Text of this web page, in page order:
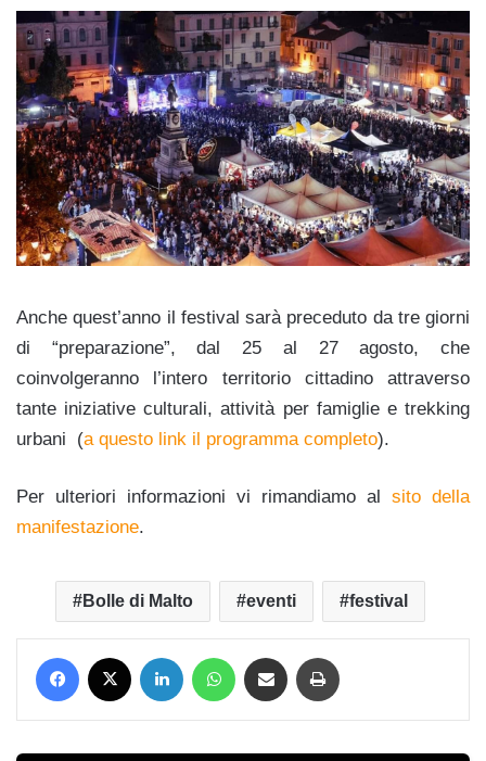
Anche quest’anno il festival sarà preceduto da tre giorni
di “preparazione”, dal 25 al 27 agosto, che
coinvolgeranno l’intero territorio cittadino attraverso
tante iniziative culturali, attività per famiglie e trekking
urbani (a questo link il programma completo).
Per ulteriori informazioni vi rimandiamo al sito della
manifestazione.
Bolle di Malto eventi festival
Facebook LinkedIn WhatsApp Condividi via mail